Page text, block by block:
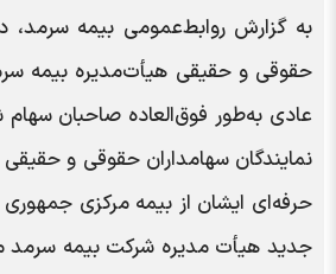
به گزارش روابط‌عمومی بیمه سرمد،
حقوقی و حقیقی هیأت‌مدیره بیمه
عادی به‌طور فوق‌العاده صاحبان
نمایندگان سهامداران حقوقی و
حرفه‌ای ایشان از بیمه مرکزی جمهوری
جدید هیأت مدیره شرکت بیمه